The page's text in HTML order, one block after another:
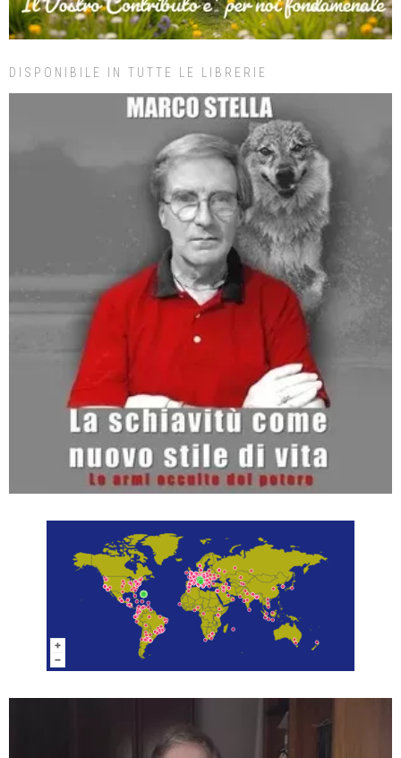
DISPONIBILE IN TUTTE LE LIBRERIE